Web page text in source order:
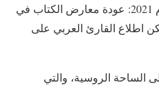
أبرز الفعاليات الثقافية لهذا للعام 2021: عودة معارض الكتاب في
اطلاع القارئ العربي على
الساحة الروسية، والتي